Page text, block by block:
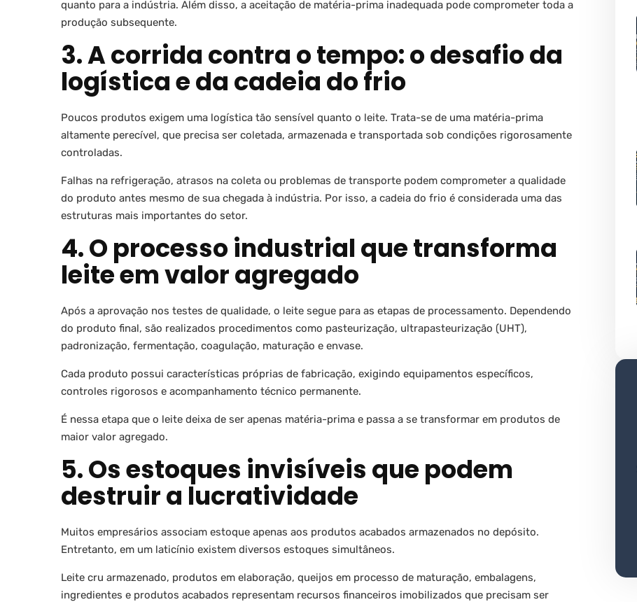
quanto para a indústria. Além disso, a aceitação de matéria-prima inadequada pode comprometer toda a
produção subsequente.
3. A corrida contra o tempo: o desafio da
logística e da cadeia do frio
Poucos produtos exigem uma logística tão sensível quanto o leite. Trata-se de uma matéria-prima
altamente perecível, que precisa ser coletada, armazenada e transportada sob condições rigorosamente
controladas.
Falhas na refrigeração, atrasos na coleta ou problemas de transporte podem comprometer a qualidade
do produto antes mesmo de sua chegada à indústria. Por isso, a cadeia do frio é considerada uma das
estruturas mais importantes do setor.
4. O processo industrial que transforma
leite em valor agregado
Após a aprovação nos testes de qualidade, o leite segue para as etapas de processamento. Dependendo
do produto final, são realizados procedimentos como pasteurização, ultrapasteurização (UHT),
padronização, fermentação, coagulação, maturação e envase.
Cada produto possui características próprias de fabricação, exigindo equipamentos específicos,
controles rigorosos e acompanhamento técnico permanente.
É nessa etapa que o leite deixa de ser apenas matéria-prima e passa a se transformar em produtos de
maior valor agregado.
5. Os estoques invisíveis que podem
destruir a lucratividade
Muitos empresários associam estoque apenas aos produtos acabados armazenados no depósito.
Entretanto, em um laticínio existem diversos estoques simultâneos.
Leite cru armazenado, produtos em elaboração, queijos em processo de maturação, embalagens,
ingredientes e produtos acabados representam recursos financeiros imobilizados que precisam ser